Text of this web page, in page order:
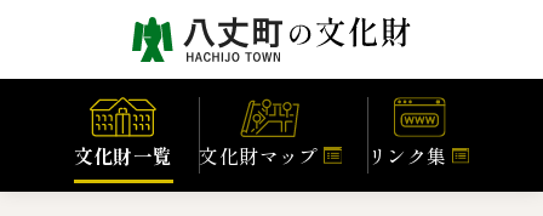
文化財一覧 文化財マップ リンク集